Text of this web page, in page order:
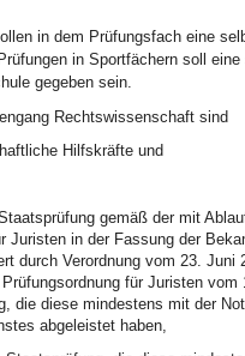
in dem Prüfungsfach eine
in Sportfächern soll
gegeben sein.
Rechtswissenschaft sind
Hilfskräfte und
gemäß der mit
Juristen in der Fassung der
durch Verordnung vom 23.
für Juristen
die diese mindestens mit der
abgeleistet haben,